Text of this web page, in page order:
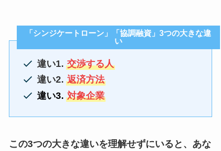
「シンジケートローン」「協調融資」3つの大きな違
い
違い1.交渉する人
違い2.返済方法
違い3.対象企業
この3つの大きな違いを理解せずにいると、あな